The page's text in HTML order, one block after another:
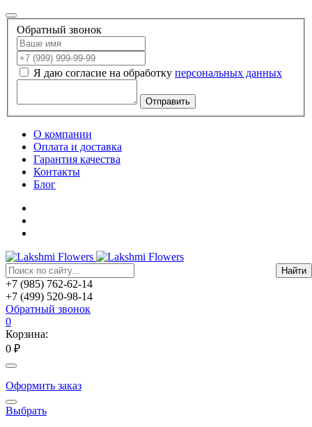
Обратный звонок
Я даю согласие на обработку персональных данных
Отправить
О компании
Оплата и доставка
Гарантия качества
Контакты
Блог
+7 (985) 762-62-14
+7 (499) 520-98-14
Обратный звонок
0
Корзина:
0 ₽
Оформить заказ
Выбрать